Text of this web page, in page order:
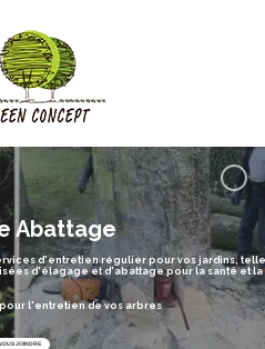
Abattage
l'entretien de vos arbres
d'entretien régulier pour vos jardins,
d'élagage et d'abattage pour la santé et
NOUS JOINDRE